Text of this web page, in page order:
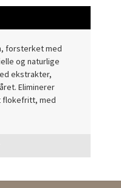
forsterket med
og naturlige
ekstrakter,
Eliminerer
flokefritt, med